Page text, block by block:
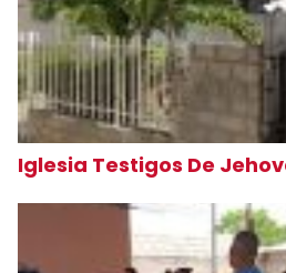
Iglesia Testigos De